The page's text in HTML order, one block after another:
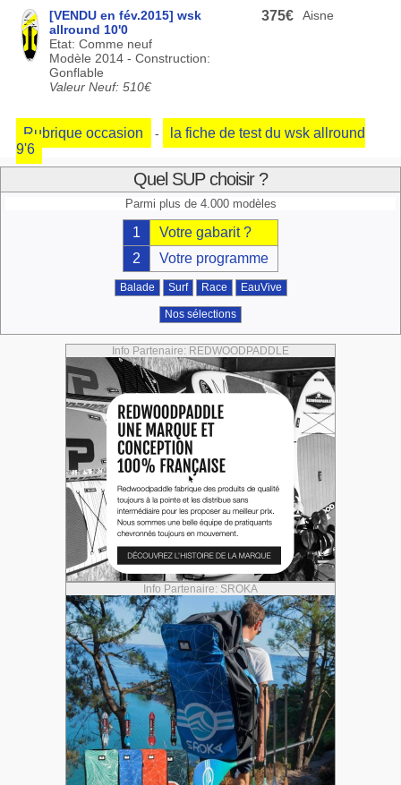
[VENDU en fév.2015] wsk
allround 10'0
Etat: Comme neuf
Modèle 2014 - Construction:
Gonflable
Valeur Neuf: 510€
375€ Aisne
Rubrique occasion -
la fiche de test du wsk allround
9'6
Quel SUP choisir ?
Parmi plus de 4.000 modèles
1
Votre gabarit ?
2
Votre programme
Balade Surf Race EauVive
Nos sélections
Info Partenaire: REDWOODPADDLE
Info Partenaire: SROKA